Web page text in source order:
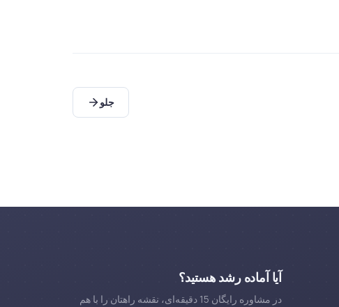
جلو
آیا آماده رشد هستید؟
در مشاوره رایگان 15 دقیقه‌ای، نقشه راهتان را با هم